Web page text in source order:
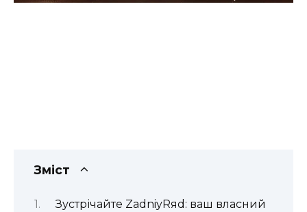
Зміст
Зустрічайте ZadniyRяd: ваш власний